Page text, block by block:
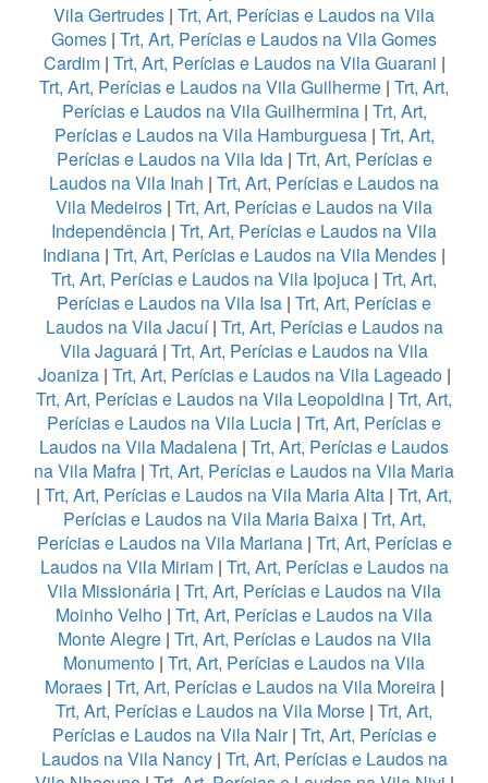
Vila Gertrudes | Trt, Art, Perícias e Laudos na Vila
Gomes | Trt, Art, Perícias e Laudos na Vila Gomes
Cardim| Trt, Art, Perícias e Laudos na Vila Guarani |
Trt, Art, Perícias e Laudos na Vila Guilherme | Trt, Art,
Perícias e Laudos na Vila Guilhermina| Trt, Art,
Perícias e Laudos na Vila Hamburguesa| Trt, Art,
Perícias e Laudos na Vila Ida| Trt, Art, Perícias e
Laudos na Vila Inah | Trt, Art, Perícias e Laudos na
Vila Medeiros | Trt, Art, Perícias e Laudos na Vila
Independência | Trt, Art, Perícias e Laudos na Vila
Indiana | Trt, Art, Perícias e Laudos na Vila Mendes |
Trt, Art, Perícias e Laudos na Vila Ipojuca | Trt, Art,
Perícias e Laudos na Vila Isa | Trt, Art, Perícias e
Laudos na Vila Jacuí| Trt, Art, Perícias e Laudos na
Vila Jaguará | Trt, Art, Perícias e Laudos na Vila
Joaniza| Trt, Art, Perícias e Laudos na Vila Lageado|
Trt, Art, Perícias e Laudos na Vila Leopoldina | Trt, Art,
Perícias e Laudos na Vila Lucia | Trt, Art, Perícias e
Laudos na Vila Madalena | Trt, Art, Perícias e Laudos
na Vila Mafra | Trt, Art, Perícias e Laudos na Vila Maria
| Trt, Art, Perícias e Laudos na Vila Maria Alta | Trt, Art,
Perícias e Laudos na Vila Maria Baixa| Trt, Art,
Perícias e Laudos na Vila Mariana| Trt, Art, Perícias e
Laudos na Vila Miriam| Trt, Art, Perícias e Laudos na
Vila Missionária | Trt, Art, Perícias e Laudos na Vila
Moinho Velho | Trt, Art, Perícias e Laudos na Vila
Monte Alegre| Trt, Art, Perícias e Laudos na Vila
Monumento | Trt, Art, Perícias e Laudos na Vila
Moraes| Trt, Art, Perícias e Laudos na Vila Moreira|
Trt, Art, Perícias e Laudos na Vila Morse | Trt, Art,
Perícias e Laudos na Vila Nair| Trt, Art, Perícias e
Laudos na Vila Nancy| Trt, Art, Perícias e Laudos na